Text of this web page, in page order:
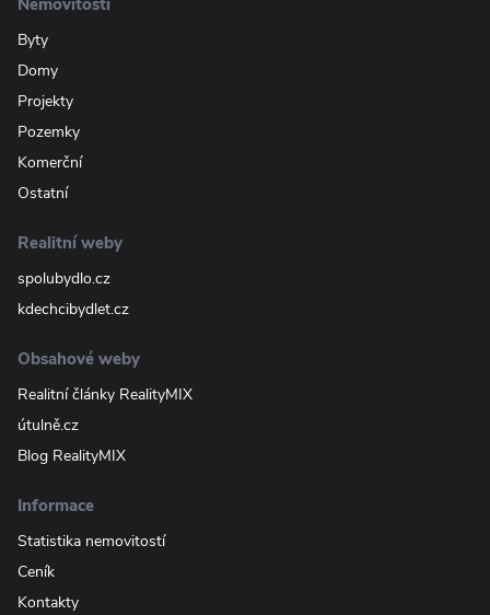
Byty
Domy
Projekty
Pozemky
Komerční
Ostatní
Realitní weby
spolubydlo.cz
kdechcibydlet.cz
Obsahové weby
Realitní články RealityMIX
útulně.cz
Blog RealityMIX
Informace
Statistika nemovitostí
Ceník
Kontakty